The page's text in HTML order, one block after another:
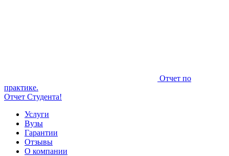
Отчет по
практике.
Отчет Студента!
Услуги
Вузы
Гарантии
Отзывы
О компании